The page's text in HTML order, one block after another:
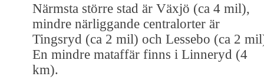
Närmsta större stad är Växjö (ca 4 mil),
mindre närliggande centralorter är
Tingsryd (ca 2 mil) och Lessebo (ca 2
En mindre mataffär finns i Linneryd (4
km).